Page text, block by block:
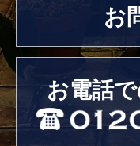
お
お電話